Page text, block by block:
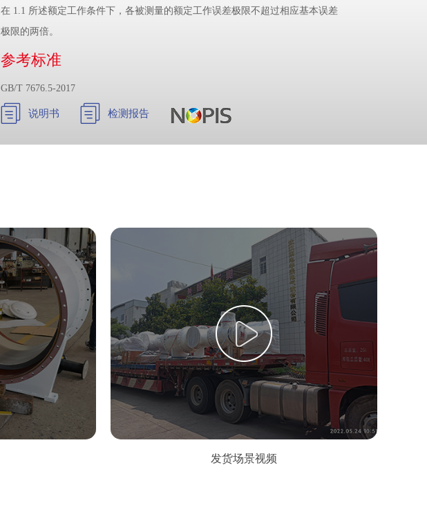
在 1.1 所述额定工作条件下，各被测量的额定工作误差极限不超过相应基本误差
极限的两倍。
参考标准
GB/T 7676.5-2017
 说明书  检测报告
发货场景视频